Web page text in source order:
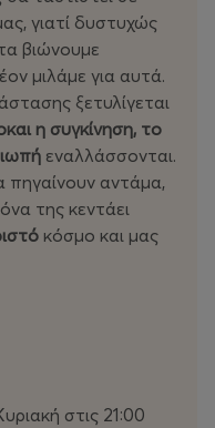
γιατί δυστυχώς
βιώνουμε
μιλάμε για αυτά.
ξετυλίγεται
και η συγκίνηση, το
εναλλάσσονται.
πηγαίνουν αντάμα,
της κεντάει
κόσμο και μας
στις 21:00